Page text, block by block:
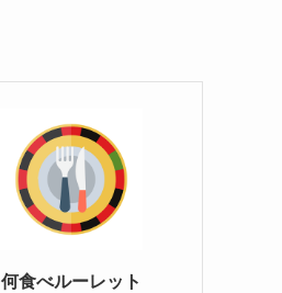
何食べルーレット